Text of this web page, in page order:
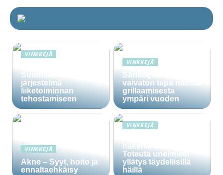
VINKKEJÄ
Suomalainen CRM-
järjestelmä
liiketoiminnan
tehostamiseen
VINKKEJÄ
Sähkögrilli on
vaivaton tapa nauttia
grillaamisesta
ympäri vuoden
VINKKEJÄ
Akne – Syyt, hoito ja
ennaltaehkäisy
VINKKEJÄ
hakeminen salassa –
Toteuta unelmiesi
yllätys täydellisillä
häillä